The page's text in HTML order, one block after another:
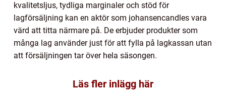
kvalitetsljus, tydliga marginaler och stöd för
lagförsäljning kan en aktör som johansencandles vara
värd att titta närmare på. De erbjuder produkter som
många lag använder just för att fylla på lagkassan utan
att försäljningen tar över hela säsongen.
Läs fler inlägg här